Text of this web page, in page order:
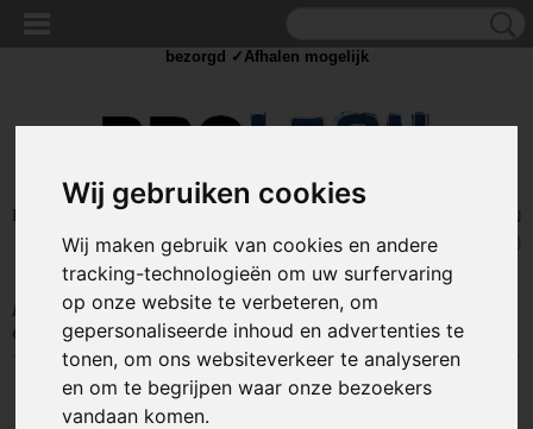
Wij gebruiken cookies
Wij maken gebruik van cookies en andere
tracking-technologieën om uw surfervaring
op onze website te verbeteren, om
gepersonaliseerde inhoud en advertenties te
tonen, om ons websiteverkeer te analyseren
en om te begrijpen waar onze bezoekers
vandaan komen.
Inloggen Registreren
UW WINKELWAGEN
Geen producten
(0)
Home >STROOM >Stroom in de tuin>Dubbele stopcontact waterdicht -
Opbouw
bezorgd ✓Afhalen mogelijk